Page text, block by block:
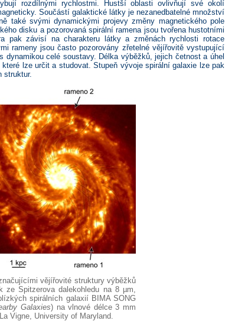
rozdílnými rychlostmi. Hustší oblasti ovlivňují své okolí
Součástí galaktické látky je nezanedbatelné množství
také svými dynamickými projevy změny magnetického pole
disku a pozorovaná spirální ramena jsou tvořena hustotními
pak závisí na charakteru látky a změnách rychlosti rotace
rameny jsou často pozorovány zřetelné vějířovitě vystupující
celé soustavy. Délka výběžků, jejich četnost a úhel
lze určit a studovat. Stupeň vývoje spirální galaxie lze pak
struktur.
vějířovité struktury výběž­ků
Spitzerova dalekohledu na 8 µm,
spirálních galaxií BIMA SONG
Galaxies) na vlnové délce 3 mm
Vigne, University of Maryland.